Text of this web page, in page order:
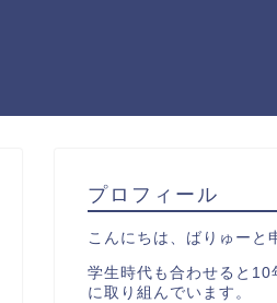
プロフィール
こんにちは、ばりゅーと
学生時代も合わせると10
に取り組んでいます。